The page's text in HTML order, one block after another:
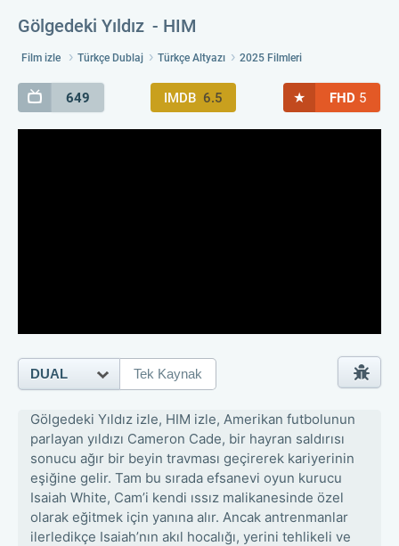
Gölgedeki Yıldız HIM
Film izle Türkçe Dublaj Türkçe Altyazı 2025 Filmleri
649 IMDB 6.5 ★ FHD 5
Gölgedeki Yıldız izle, HIM izle, Amerikan futbolunun
parlayan yıldızı Cameron Cade, bir hayran saldırısı
sonucu ağır bir beyin travması geçirerek kariyerinin
eşiğine gelir. Tam bu sırada efsanevi oyun kurucu
Isaiah White, Cam’i kendi ıssız malikanesinde özel
olarak eğitmek için yanına alır. Ancak antrenmanlar
ilerledikçe Isaiah’nın akıl hocalığı, yerini tehlikeli ve
DUAL Tek Kaynak